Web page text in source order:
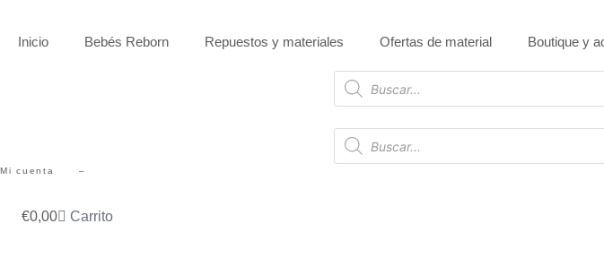
Inicio Bebés Reborn Repuestos y materiales Ofertas de material Boutique y
Búsqueda
de
productos
Búsqueda
de
productos
Mi cuenta –
€0,00 Carrito